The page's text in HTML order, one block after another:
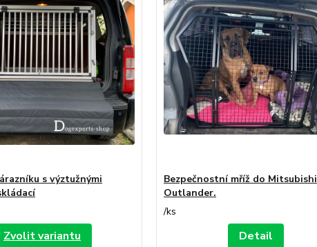
s výztužnými
Zvolit variantu
Bezpečnostní mříž do Mitsubishi
Outlander.
/ks
Detail